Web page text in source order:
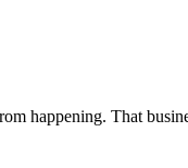
happening. That